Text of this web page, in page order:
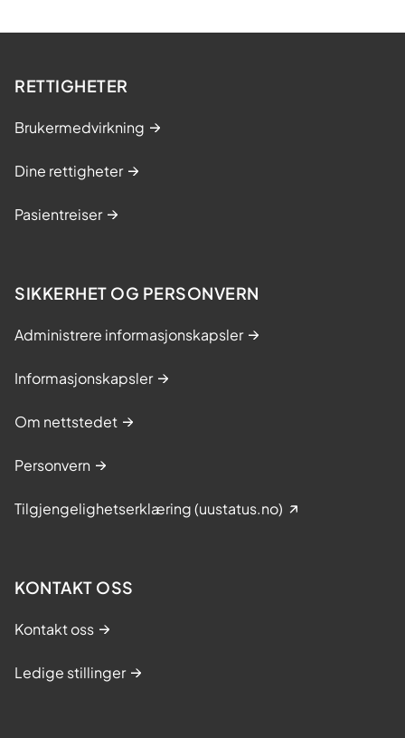
RETTIGHETER
Brukermedvirkning
Dine rettigheter
Pasientreiser
SIKKERHET OG PERSONVERN
Administrere informasjonskapsler
Informasjonskapsler
Om nettstedet
Personvern
Tilgjengelighetserklæring (uustatus.no)
KONTAKT OSS
Kontakt oss
Ledige stillinger